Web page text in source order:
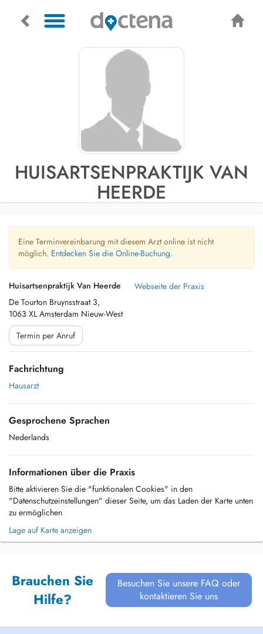
HUISARTSENPRAKTIJK VAN
HEERDE
Eine Terminvereinbarung mit diesem Arzt online ist nicht
möglich. Entdecken Sie die Online-Buchung.
Huisartsenpraktijk Van Heerde
De Tourton Bruynsstraat 3,
1063 XL Amsterdam Nieuw-West
Webseite der Praxis
Termin per Anruf
Fachrichtung
Hausarzt
Gesprochene Sprachen
Nederlands
Informationen über die Praxis
Bitte aktivieren Sie die "funktionalen Cookies" in den
"Datenschutzeinstellungen" dieser Seite, um das Laden der Karte unten
zu ermöglichen
Lage auf Karte anzeigen
Brauchen Sie
Hilfe?
Besuchen Sie unsere FAQ oder
kontaktieren Sie uns